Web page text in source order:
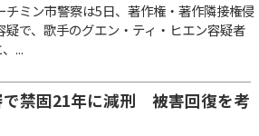
ミン市警察は5日、著作権・著作隣接権侵
疑で、歌手のグエン・ティ・ヒエン容疑者
...
で禁固21年に減刑 被害回復を考